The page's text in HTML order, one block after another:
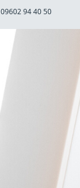
09602 94 40 50